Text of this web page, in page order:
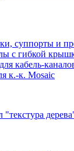
суппорты и
с гибкой
кабель-
к.-к. Mosaic
"текстура